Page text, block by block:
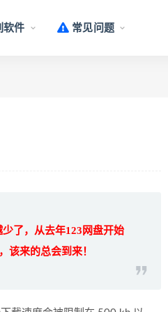
软件 常见问题
了，从去年123网盘开始
该来的总会到来！